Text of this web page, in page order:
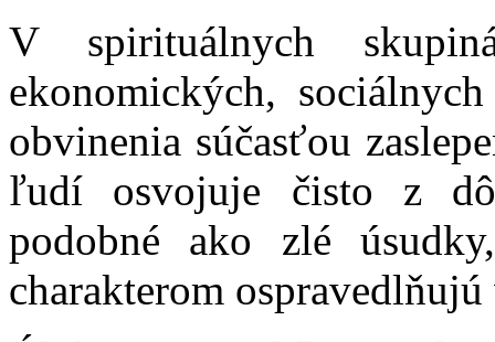
V spirituálnych
ekonomických,
obvinenia súčasťou
ľudí osvojuje čisto z
podobné ako zlé
charakterom ospravedlňujú